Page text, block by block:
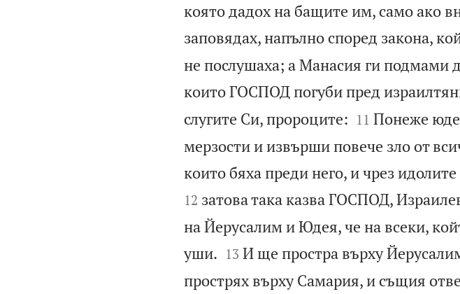
която дадох на бащите им, само ако
заповядах, напълно според закона,
не послушаха; а Манасия ги подмами
които ГОСПОД погуби пред
слугите Си, пророците:
11 Понеже
мерзости и извърши повече зло от
които бяха преди него, и чрез
12 затова така казва ГОСПОД,
на Йерусалим и Юдея, че на всеки,
уши.
13 И ще простра върху
прострях върху Самария, и същия